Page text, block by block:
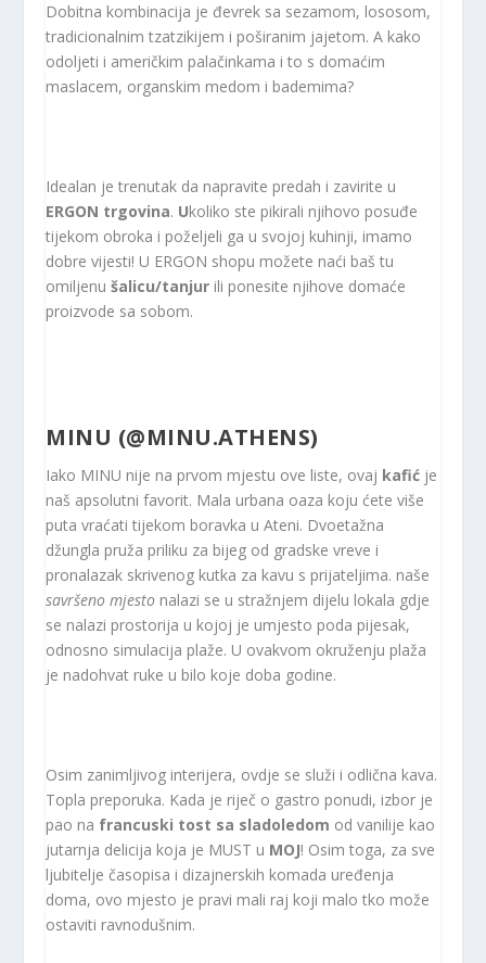
Dobitna kombinacija je đevrek sa sezamom, lososom,
tradicionalnim tzatzikijem i poširanim jajetom. A kako
odoljeti i američkim palačinkama i to s domaćim
maslacem, organskim medom i bademima?
Idealan je trenutak da napravite predah i zavirite u
ERGON trgovina. Ukoliko ste pikirali njihovo posuđe
tijekom obroka i poželjeli ga u svojoj kuhinji, imamo
dobre vijesti! U ERGON shopu možete naći baš tu
omiljenušalicu/tanjur ili ponesite njihove domaće
proizvode sa sobom.
MINU (@MINU.ATHENS)
Iako MINU nije na prvom mjestu ove liste, ovaj kafić je
naš apsolutni favorit. Mala urbana oaza koju ćete više
puta vraćati tijekom boravka u Ateni. Dvoetažna
džungla pruža priliku za bijeg od gradske vreve i
pronalazak skrivenog kutka za kavu s prijateljima. naše
savršeno mjesto nalazi se u stražnjem dijelu lokala gdje
se nalazi prostorija u kojoj je umjesto poda pijesak,
odnosno simulacija plaže. U ovakvom okruženju plaža
je nadohvat ruke u bilo koje doba godine.
Osim zanimljivog interijera, ovdje se služi i odlična kava.
Topla preporuka. Kada je riječ o gastro ponudi, izbor je
pao na francuski tost sa sladoledom od vanilije kao
jutarnja delicija koja je MUST u MOJ! Osim toga, za sve
ljubitelje časopisa i dizajnerskih komada uređenja
doma, ovo mjesto je pravi mali raj koji malo tko može
ostaviti ravnodušnim.